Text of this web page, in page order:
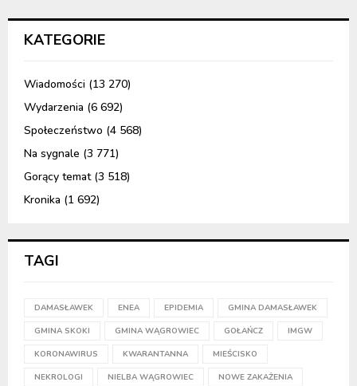
KATEGORIE
Wiadomości (13 270)
Wydarzenia (6 692)
Społeczeństwo (4 568)
Na sygnale (3 771)
Gorący temat(3 518)
Kronika (1 692)
TAGI
DAMASŁAWEK ENEA EPIDEMIA GMINA DAMASŁAWEK
GMINA SKOKI GMINA WĄGROWIEC GOŁAŃCZ IMGW
KORONAWIRUS KWARANTANNA MIEŚCISKO
NEKROLOGI NIELBA WĄGROWIEC NOWE ZAKAŻENIA